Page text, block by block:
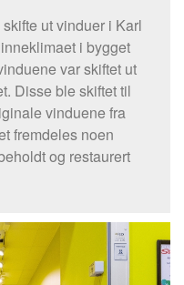
ut vinduer i Karl
i bygget
var skiftet ut
Disse ble skiftet til
vinduene fra
fremdeles noen
og restaurert